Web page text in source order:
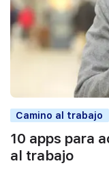
Camino al trabajo
10 apps para
al trabajo